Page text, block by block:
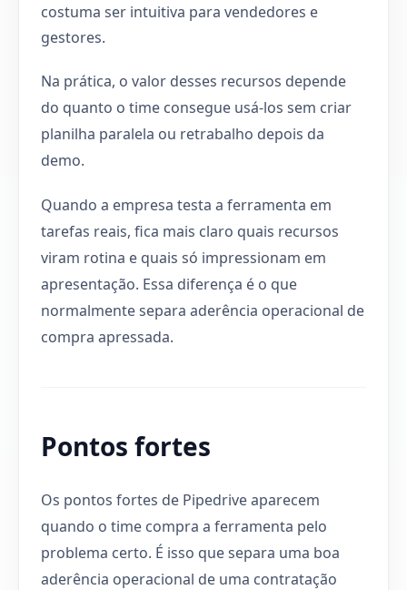
costuma ser intuitiva para vendedores e
gestores.
Na prática, o valor desses recursos depende
do quanto o time consegue usá-los sem criar
planilha paralela ou retrabalho depois da
demo.
Quando a empresa testa a ferramenta em
tarefas reais, fica mais claro quais recursos
viram rotina e quais só impressionam em
apresentação. Essa diferença é o que
normalmente separa aderência operacional de
compra apressada.
Pontos fortes
Os pontos fortes de Pipedrive aparecem
quando o time compra a ferramenta pelo
problema certo. É isso que separa uma boa
aderência operacional de uma contratação